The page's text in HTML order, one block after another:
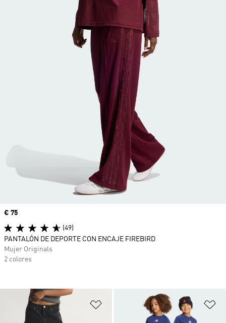
Añadir a la lista de deseos
Precio
€ 75
(49)
PANTALÓN DE DEPORTE CON ENCAJE FIREBIRD
Mujer Originals
2 colores